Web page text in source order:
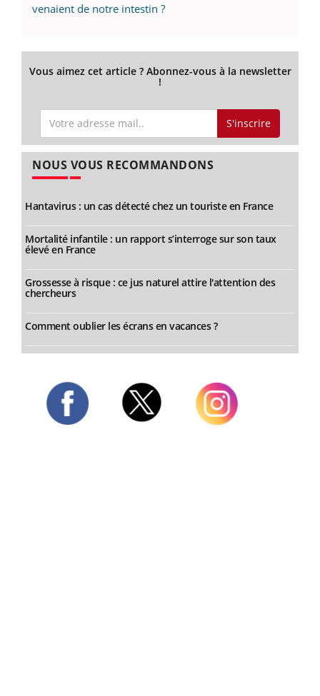
venaient de notre intestin ?
Vous aimez cet article ? Abonnez-vous à la newsletter
!
S'inscrire
NOUS VOUS RECOMMANDONS
Hantavirus : un cas détecté chez un touriste en France
Mortalité infantile : un rapport s’interroge sur son taux
élevé en France
Grossesse à risque : ce jus naturel attire l'attention des
chercheurs
Comment oublier les écrans en vacances ?